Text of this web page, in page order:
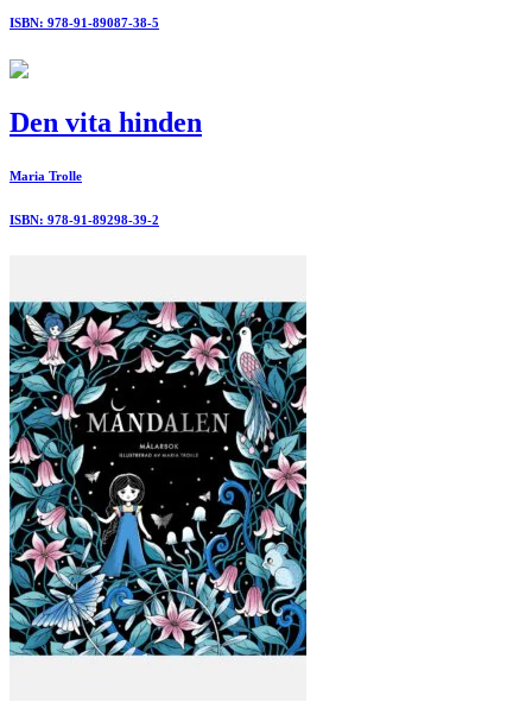
ISBN: 978-91-89087-38-5
Den vita hinden
Maria Trolle
ISBN: 978-91-89298-39-2